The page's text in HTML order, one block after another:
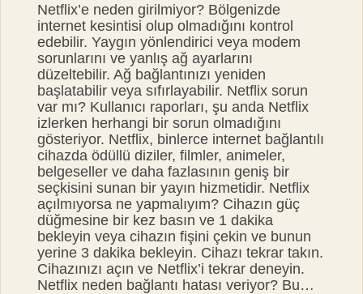
Netflix’e neden girilmiyor? Bölgenizde
internet kesintisi olup olmadığını kontrol
edebilir. Yaygın yönlendirici veya modem
sorunlarını ve yanlış ağ ayarlarını
düzeltebilir. Ağ bağlantınızı yeniden
başlatabilir veya sıfırlayabilir. Netflix sorun
var mı? Kullanıcı raporları, şu anda Netflix
izlerken herhangi bir sorun olmadığını
gösteriyor. Netflix, binlerce internet bağlantılı
cihazda ödüllü diziler, filmler, animeler,
belgeseller ve daha fazlasının geniş bir
seçkisini sunan bir yayın hizmetidir. Netflix
açılmıyorsa ne yapmalıyım? Cihazın güç
düğmesine bir kez basın ve 1 dakika
bekleyin veya cihazın fişini çekin ve bunun
yerine 3 dakika bekleyin. Cihazı tekrar takın.
Cihazınızı açın ve Netflix’i tekrar deneyin.
Netflix neden bağlantı hatası veriyor? Bu…